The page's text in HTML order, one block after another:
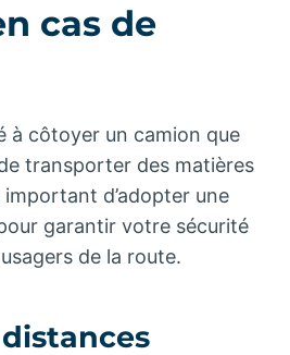
cas de
à côtoyer un camion que
transporter des matières
d’adopter une
garantir votre sécurité
de la route.